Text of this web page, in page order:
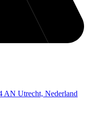
AN Utrecht, Nederland